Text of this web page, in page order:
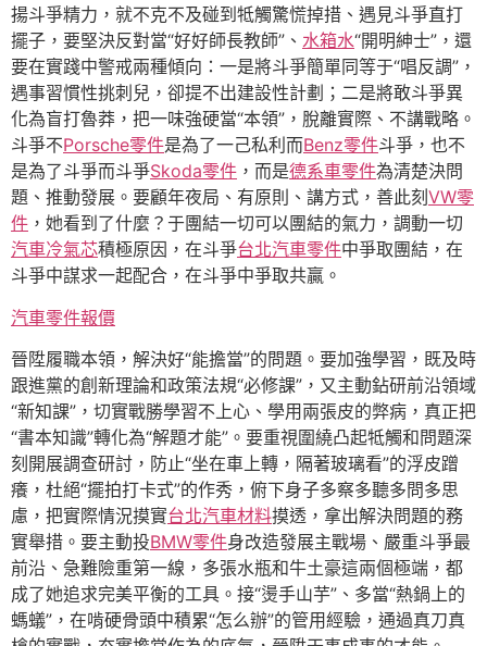
揚斗爭精力，就不克不及碰到牴觸驚慌掉措、遇見斗爭直打
擺子，要堅決反對當“好好師長教師”、 水箱水“開明紳士”，還
要在實踐中警戒兩種傾向：一是將斗爭簡單同等于“唱反調”，
遇事習慣性挑刺兒，卻提不出建設性計劃；二是將敢斗爭異
化為盲打魯莽，把一味強硬當“本領”，脫離實際、不講戰略。
斗爭不Porsche零件是為了一己私利而Benz零件斗爭，也不
是為了斗爭而斗爭Skoda零件 ，而是德系車零件為清楚決問
題、推動發展。要顧年夜局、有原則、講方式，善此刻 VW零
件 ，她看到了什麼？于團結一切可以團結的氣力，調動一切
汽車冷氣芯積極原因，在斗爭台北汽車零件中爭取團結，在
斗爭中謀求一起配合，在斗爭中爭取共贏。
汽車零件報價
晉陞履職本領，解決好“能擔當”的問題。要加強學習，既及時
跟進黨的創新理論和政策法規“必修課”，又主動鉆研前沿領域
“新知課”，切實戰勝學習不上心、學用兩張皮的弊病，真正把
“書本知識”轉化為“解題才能”。要重視圍繞凸起牴觸和問題深
刻開展調查研討，防止“坐在車上轉，隔著玻璃看”的浮皮蹭
癢，杜絕“擺拍打卡式”的作秀，俯下身子多察多聽多問多思
慮，把實際情況摸實台北汽車材料摸透，拿出解決問題的務
實舉措。要主動投BMW零件身改造發展主戰場、嚴重斗爭最
前沿、急難險重第一線，多張水瓶和牛土豪這兩個極端，都
成了她追求完美平衡的工具。接“燙手山芋”、多當“熱鍋上的
螞蟻”，在啃硬骨頭中積累“怎么辦”的管用經驗，通過真刀真